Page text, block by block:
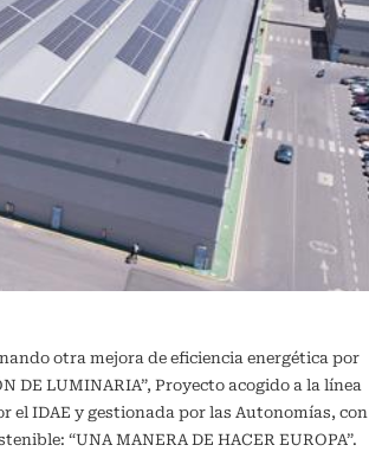
otra mejora de eficiencia energética por
DE LUMINARIA”, Proyecto acogido a la línea
el IDAE y gestionada por las Autonomías, con
“UNA MANERA DE HACER EUROPA”.